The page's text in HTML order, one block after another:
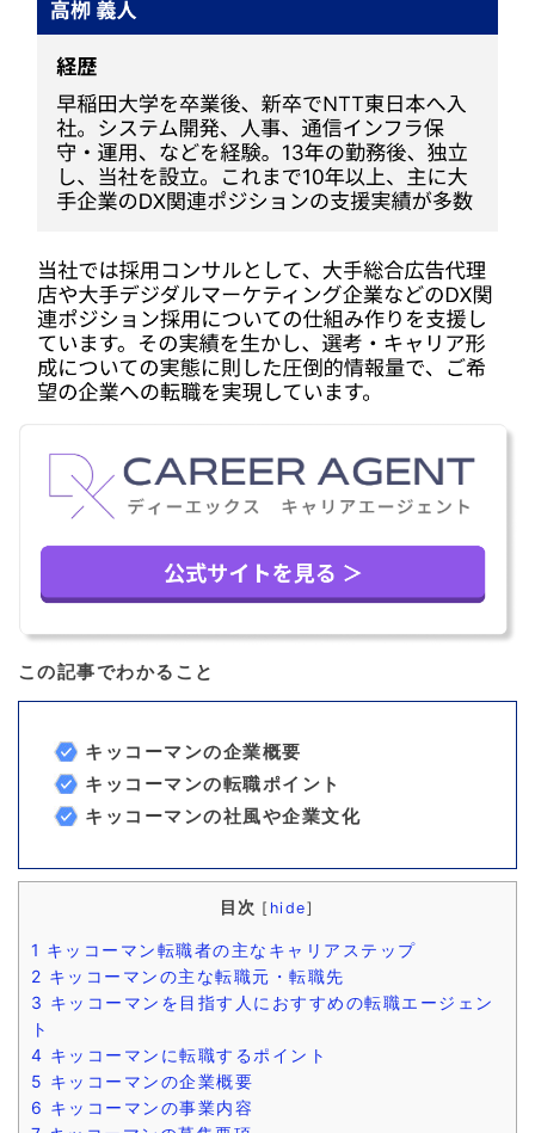
この記事でわかること
キッコーマンの企業概要
キッコーマンの転職ポイント
キッコーマンの社風や企業文化
目次 [ hide]
1 キッコーマン転職者の主なキャリアステップ
2 キッコーマンの主な転職元・転職先
3 キッコーマンを目指す人におすすめの転職エージェン
ト
4 キッコーマンに転職するポイント
5 キッコーマンの企業概要
6 キッコーマンの事業内容